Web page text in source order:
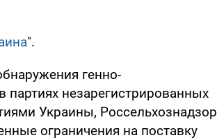
".
генно-
незарегистрированных
Украины, Россельхознадзор
ограничения на поставку